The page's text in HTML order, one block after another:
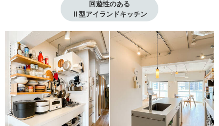
回遊性のある
Ⅱ型アイランドキッチン